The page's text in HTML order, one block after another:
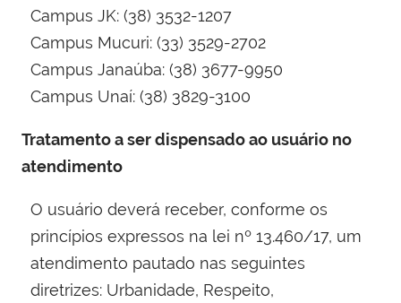
Campus JK: (38) 3532-1207
Campus Mucuri: (33) 3529-2702
Campus Janaúba: (38) 3677-9950
Campus Unaí: (38) 3829-3100
Tratamento a ser dispensado ao usuário no
atendimento
O usuário deverá receber, conforme os
princípios expressos na lei nº 13.460/17, um
atendimento pautado nas seguintes
diretrizes: Urbanidade, Respeito,